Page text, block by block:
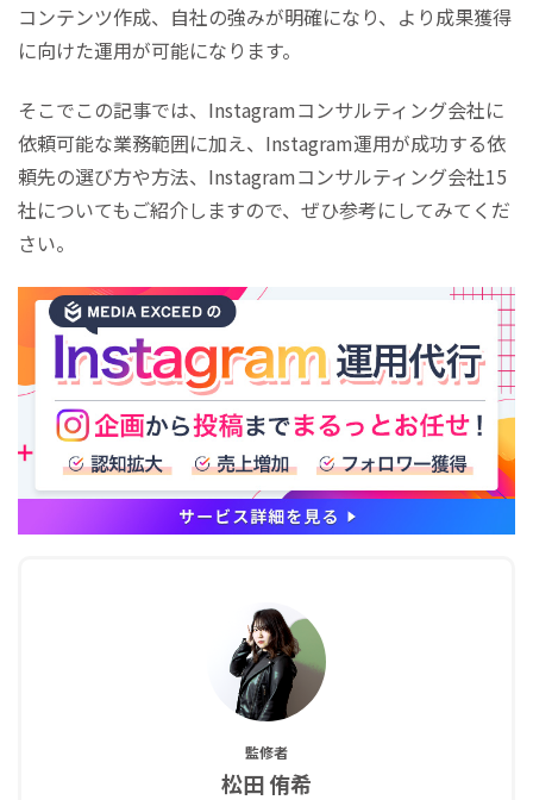
コンテンツ作成、自社の強みが明確になり、より成果獲得
に向けた運用が可能になります。
そこでこの記事では、Instagramコンサルティング会社に
依頼可能な業務範囲に加え、Instagram運用が成功する依
頼先の選び方や方法、Instagramコンサルティング会社15
社についてもご紹介しますので、ぜひ参考にしてみてくだ
さい。
監修者
松田 侑希